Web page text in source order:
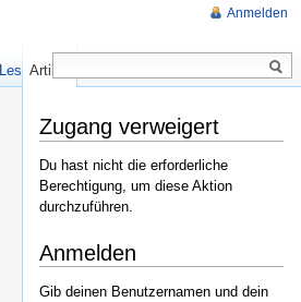
Zugang verweigert
Du hast nicht die erforderliche
Berechtigung, um diese Aktion
durchzuführen.
Anmelden
Gib deinen Benutzernamen und dein
Anmelden
Artikel
Lesen